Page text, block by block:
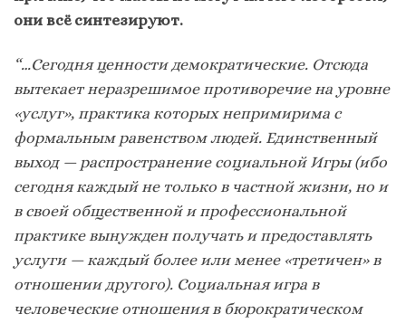
они всё синтезируют.
“…Сегодня ценности демократические. Отсюда
вытекает неразрешимое противоречие на уровне
«услуг», практика которых непримирима с
формальным равенством людей. Единственный
выход — распространение социальной Игры (ибо
сегодня каждый не только в частной жизни, но и
в своей общественной и профессиональной
практике вынужден получать и предоставлять
услуги — каждый более или менее «третичен» в
отношении другого). Социальная игра в
человеческие отношения в бюрократическом